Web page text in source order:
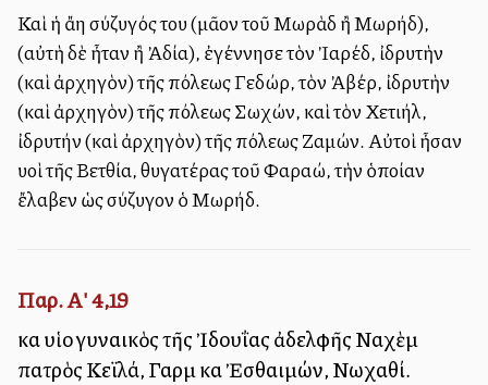
Καὶ ἡ ἄλλη σύζυγός του (μᾶλλον τοῦ Μωρὰδ ἢ Μωρήδ),
(αὐτὴ δὲ ἦταν ἢ Ἀδία), ἐγέννησε τὸν Ἰαρέδ, ἰδρυτὴν
(καὶ ἀρχηγὸν) τῆς πόλεως Γεδώρ, τὸν Ἀβέρ, ἰδρυτὴν
(καὶ ἀρχηγὸν) τῆς πόλεως Σωχών, καὶ τὸν Χετιήλ,
ἰδρυτήν (καὶ ἀρχηγὸν) τῆς πόλεως Ζαμών. Αὐτοὶ ἦσαν
υἱοὶ τῆς Βετθία, θυγατέρας τοῦ Φαραώ, τὴν ὁποίαν
ἔλαβεν ὡς σύζυγον ὁ Μωρήδ.
Παρ. Α' 4,19
καὶ υἱοὶ γυναικὸς τῆς Ἰδουΐας ἀδελφῆς Ναχὲμ
πατρὸς Κεϊλά, Γαρμὶ καὶ Ἐσθαιμών, Νωχαθί.